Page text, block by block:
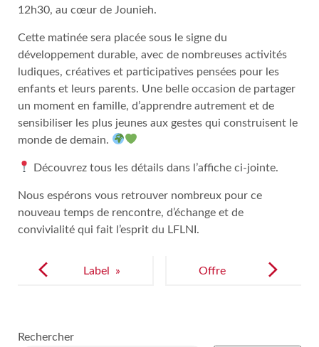
12h30, au cœur de Jounieh.
Cette matinée sera placée sous le signe du
développement durable, avec de nombreuses activités
ludiques, créatives et participatives pensées pour les
enfants et leurs parents. Une belle occasion de partager
un moment en famille, d’apprendre autrement et de
sensibiliser les plus jeunes aux gestes qui construisent le
monde de demain.
Découvrez tous les détails dans l’affiche ci-jointe.
Nous espérons vous retrouver nombreux pour ce
nouveau temps de rencontre, d’échange et de
convivialité qui fait l’esprit du LFLNI.
navigation
Label »
Offre
Rechercher